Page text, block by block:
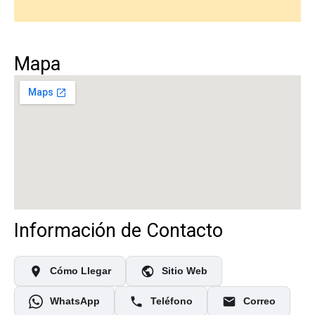
Mapa
Información de Contacto
Cómo Llegar Sitio Web
WhatsApp Teléfono Correo